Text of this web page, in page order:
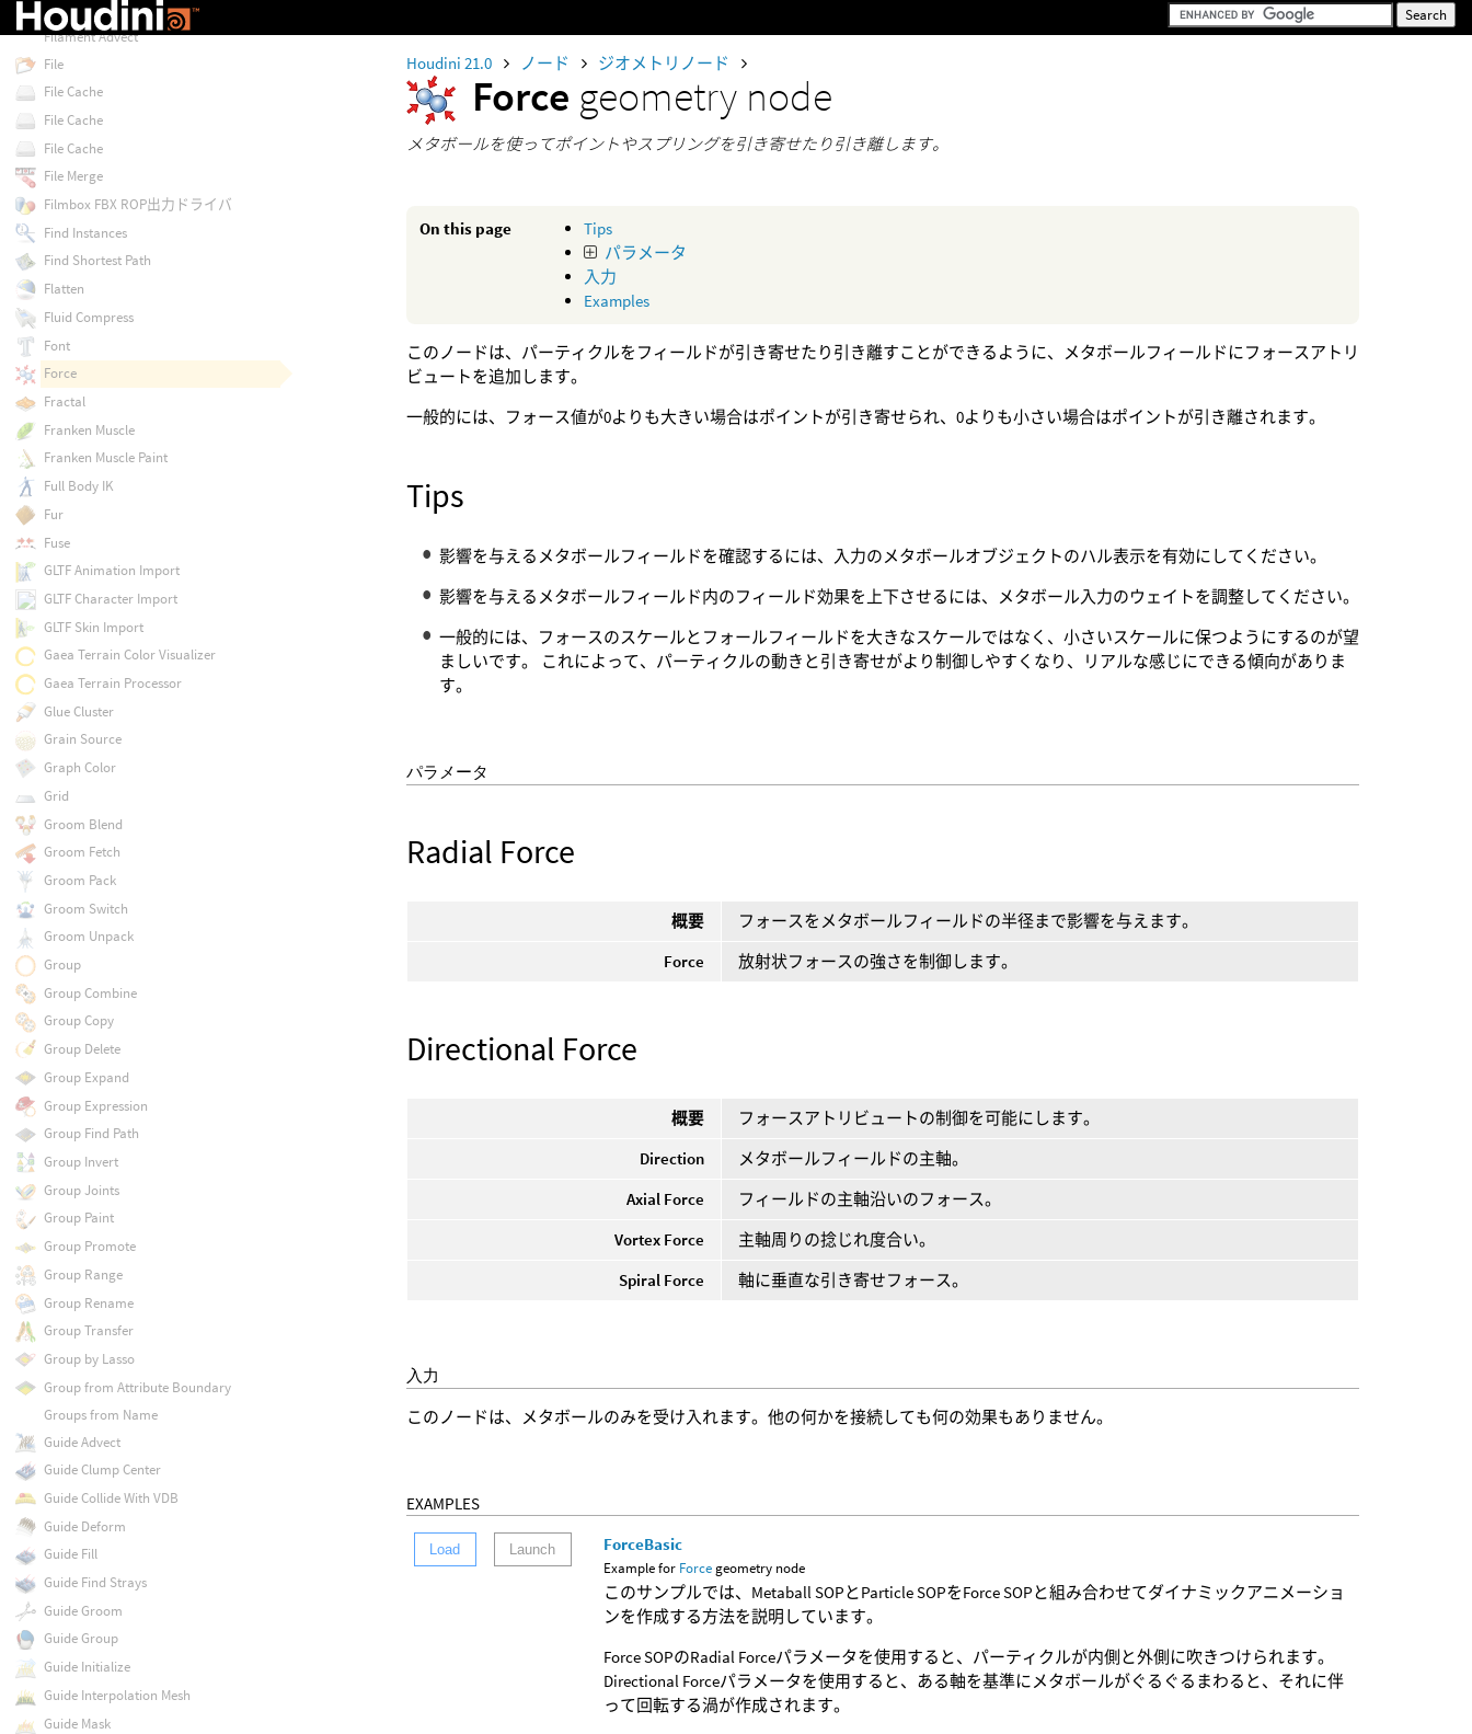
Houdini 21.0 ノード ジオメトリノード
Force geometry node
メタボールを使ってポイントやスプリングを引き寄せたり引き離します。
On this page
Tips
パラメータ
入力
Examples
このノードは、パーティクルをフィールドが引き寄せたり引き離すことができるように、メタボールフィールドにフォースアトリ
ビュートを追加します。
一般的には、フォース値が0よりも大きい場合はポイントが引き寄せられ、0よりも小さい場合はポイントが引き離されます。
Tips
影響を与えるメタボールフィールドを確認するには、入力のメタボールオブジェクトのハル表示を有効にしてください。
影響を与えるメタボールフィールド内のフィールド効果を上下させるには、メタボール入力のウェイトを調整してください。
一般的には、フォースのスケールとフォールフィールドを大きなスケールではなく、小さいスケールに保つようにするのが望
ましいです。 これによって、パーティクルの動きと引き寄せがより制御しやすくなり、リアルな感じにできる傾向がありま
す。
パラメータ
Radial Force
概要
フォースをメタボールフィールドの半径まで影響を与えます。
Force
放射状フォースの強さを制御します。
Directional Force
概要
フォースアトリビュートの制御を可能にします。
Direction
メタボールフィールドの主軸。
Axial Force
フィールドの主軸沿いのフォース。
Vortex Force
主軸周りの捻じれ度合い。
Spiral Force
軸に垂直な引き寄せフォース。
入力
このノードは、メタボールのみを受け入れます。他の何かを接続しても何の効果もありません。
EXAMPLES
Load Launch ForceBasic
Example for Forcegeometry node
このサンプルでは、Metaball SOPとParticle SOPをForce SOPと組み合わせてダイナミックアニメーショ
ンを作成する方法を説明しています。
Force SOPのRadial Forceパラメータを使用すると、パーティクルが内側と外側に吹きつけられます。
Directional Forceパラメータを使用すると、ある軸を基準にメタボールがぐるぐるまわると、それに伴
って回転する渦が作成されます。
Fiber Groom
Filament Advect
File
File Cache
File Cache
File Cache
File Merge
Filmbox FBX ROP出力ドライバ
Find Instances
Find Shortest Path
Flatten
Fluid Compress
Font
Force
Fractal
Franken Muscle
Franken Muscle Paint
Full Body IK
Fur
Fuse
GLTF Animation Import
GLTF Character Import
GLTF Skin Import
Gaea Terrain Color Visualizer
Gaea Terrain Processor
Glue Cluster
Grain Source
Graph Color
Grid
Groom Blend
Groom Fetch
Groom Pack
Groom Switch
Groom Unpack
Group
Group Combine
Group Copy
Group Delete
Group Expand
Group Expression
Group Find Path
Group Invert
Group Joints
Group Paint
Group Promote
Group Range
Group Rename
Group Transfer
Group by Lasso
Group from Attribute Boundary
Groups from Name
Guide Advect
Guide Clump Center
Guide Collide With VDB
Guide Deform
Guide Fill
Guide Find Strays
Guide Groom
Guide Group
Guide Initialize
Guide Interpolation Mesh
Guide Mask